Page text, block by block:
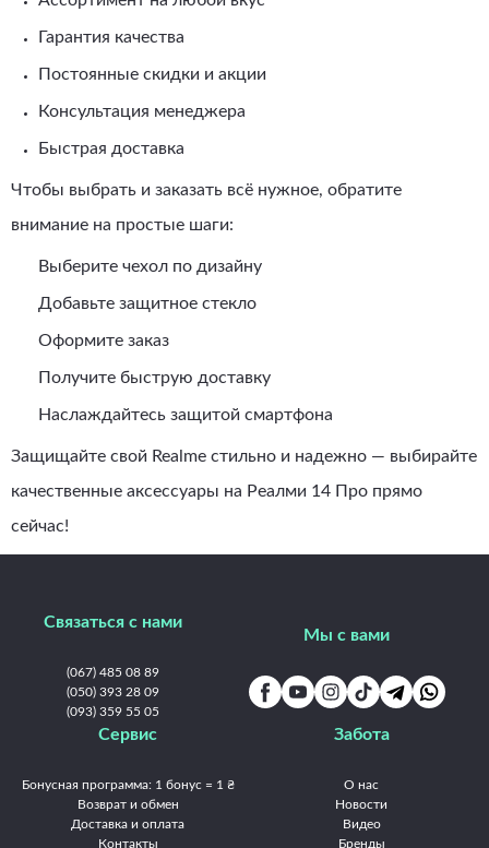
Гарантия качества
Постоянные скидки и акции
Консультация менеджера
Быстрая доставка
Чтобы выбрать и заказать всё нужное, обратите
внимание на простые шаги:
Выберите чехол по дизайну
Добавьте защитное стекло
Оформите заказ
Получите быструю доставку
Наслаждайтесь защитой смартфона
Защищайте свой Realme стильно и надежно — выбирайте
качественные аксессуары на Реалми 14 Про прямо
сейчас!
Связаться с нами
(067) 485 08 89
(050) 393 28 09
(093) 359 55 05
Мы с вами
Сервис
Бонусная программа: 1 бонус = 1 ₴
Возврат и обмен
Доставка и оплата
Контакты
Забота
О нас
Новости
Видео
Бренды